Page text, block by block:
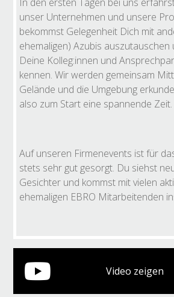
unser Unternehmen und unsere
bekommst Gelegenheit Dich mit
ehemaligen) Azubis
Deine Kolleg:innen und
kennen. Wir werden gemeinsam
Gelände und die Umgebung
also zum Start eine spannende Zeit.
Auf unseren Firmenevents ist für
stets sehr gut gesorgt. Du siehst
Gesichter und kommst mit vielen
ehemaligen EBRO Mitarbeitenden
Video zeigen